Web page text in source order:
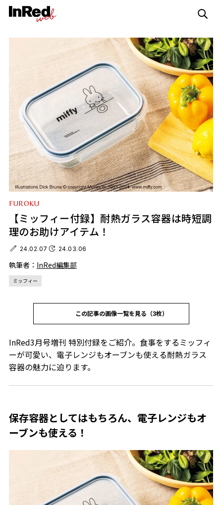
FUROKU
【ミッフィー付録】耐熱ガラス容器は時短調
理のお助けアイテム！
24.02.07 24.03.06
執筆者： InRed編集部
ミッフィー
この記事の画像一覧を見る（3枚）
InRed3月号増刊 特別付録をご紹介。食事をするミッフィ
ーが可愛い、電子レンジもオーブンも使える耐熱ガラス
容器の魅力に迫ります。
保存容器としてはもちろん、電子レンジもオ
ーブンも使える！